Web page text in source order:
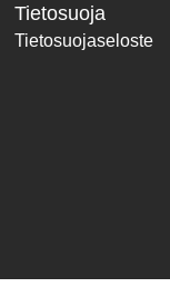
Tietosuoja
Tietosuojaseloste